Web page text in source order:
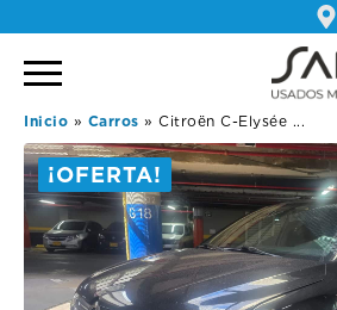
Inicio » Carros » Citroën C-Elysée ...
¡OFERTA!